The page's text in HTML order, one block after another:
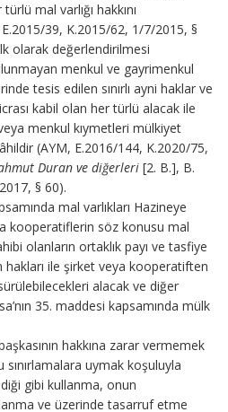
mal varlığı hakkını
39, K.2015/62, 1/7/2015, §
olarak değerlendirilmesi
menkul ve gayrimenkul
tesis edilen sınırlı ayni haklar ve
kabil olan her türlü alacak ile
menkul kıymetleri mülkiyet
(AYM, E.2016/144, K.2020/75,
Duran ve diğerleri [2. B.], B.
§ 60).
mal varlıkları Hazineye
kooperatiflerin söz konusu mal
olanların ortaklık payı ve tasfiye
hakları ile şirket veya kooperatiften
alacak ve diğer
35. maddesi kapsamında mülk
hakkına zarar vermemek
sınırlamalara uymak koşuluyla
gibi kullanma, onun
ve üzerinde tasarruf etme